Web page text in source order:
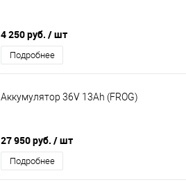
4 250 руб. / шт
Подробнее
Аккумулятор 36V 13Ah (FROG)
27 950 руб. / шт
Подробнее